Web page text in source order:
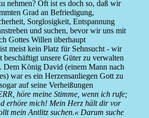
nehmen? Oft ist es doch so, daß wir
Grad an Befriedigung,
Sorglosigkeit, Entspannung
und suchen, bevor wir uns mit
Gottes Willen überhaupt
meist kein Platz für Sehnsucht - wir
beschäftigt unsere Güter zu verwalten
Dem König David (einem Mann nach
war es ein Herzensanliegen Gott zu
auf seine Verheißungen
höre meine Stimme, wenn ich rufe;
erhöre mich! Mein Herz hält dir vor
mein Antlitz suchen.« Darum suche